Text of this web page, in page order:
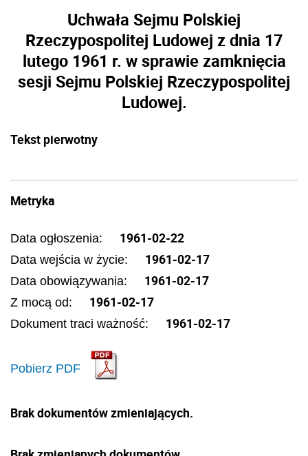
Uchwała Sejmu Polskiej
Rzeczypospolitej Ludowej z dnia 17
lutego 1961 r. w sprawie zamknięcia
sesji Sejmu Polskiej Rzeczypospolitej
Ludowej.
Tekst pierwotny
Metryka
Data ogłoszenia: 1961-02-22
Data wejścia w życie: 1961-02-17
Data obowiązywania: 1961-02-17
Z mocą od: 1961-02-17
Dokument traci ważność: 1961-02-17
Pobierz PDF
Brak dokumentów zmieniających.